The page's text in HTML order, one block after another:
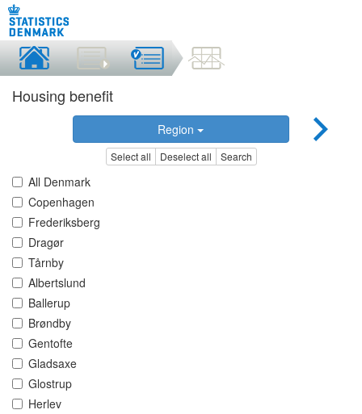
Housing benefit
Region
Select all Deselect all Search
All Denmark
Copenhagen
Frederiksberg
Dragør
Tårnby
Albertslund
Ballerup
Brøndby
Gentofte
Gladsaxe
Glostrup
Herlev